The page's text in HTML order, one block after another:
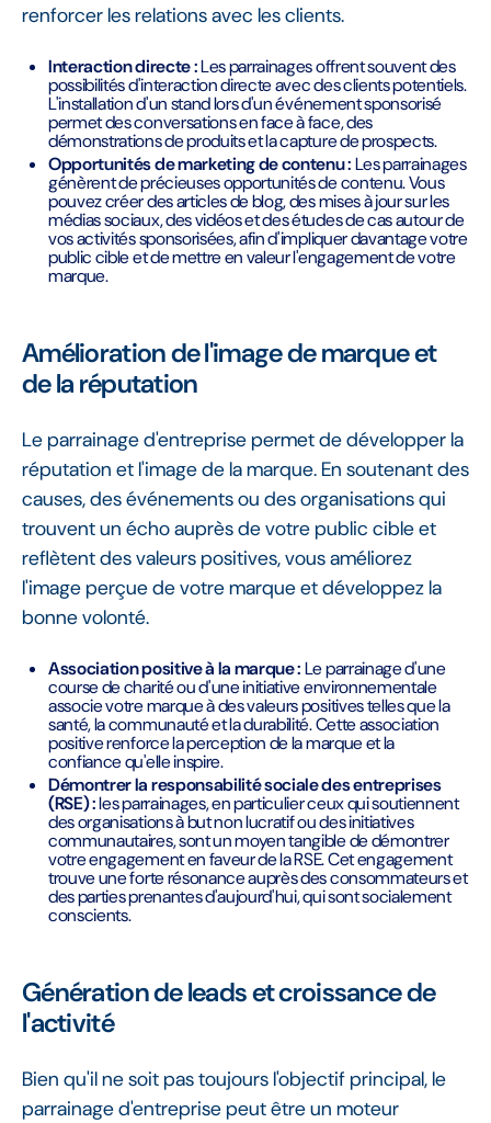
renforcer les relations avec les clients.
Interaction directe :Les parrainages offrent souvent des
possibilités d'interaction directe avec des clients potentiels.
L'installation d'un stand lors d'un événement sponsorisé
permet des conversations en face à face, des
démonstrations de produits et la capture de prospects.
Opportunités de marketing de contenu :Les parrainages
génèrent de précieuses opportunités de contenu. Vous
pouvez créer des articles de blog, des mises à jour sur les
médias sociaux, des vidéos et des études de cas autour de
vos activités sponsorisées, afin d'impliquer davantage votre
public cible et de mettre en valeur l'engagement de votre
marque.
Amélioration de l'image de marque et
de la réputation
Le parrainage d'entreprise permet de développer la
réputation et l'image de la marque. En soutenant des
causes, des événements ou des organisations qui
trouvent un écho auprès de votre public cible et
reflètent des valeurs positives, vous améliorez
l'image perçue de votre marque et développez la
bonne volonté.
Association positive à la marque :Le parrainage d'une
course de charité ou d'une initiative environnementale
associe votre marque à des valeurs positives telles que la
santé, la communauté et la durabilité. Cette association
positive renforce la perception de la marque et la
confiance qu'elle inspire.
Démontrer la responsabilité sociale des entreprises
(RSE) :les parrainages, en particulier ceux qui soutiennent
des organisations à but non lucratif ou des initiatives
communautaires, sont un moyen tangible de démontrer
votre engagement en faveur de la RSE. Cet engagement
trouve une forte résonance auprès des consommateurs et
des parties prenantes d'aujourd'hui, qui sont socialement
conscients.
Génération de leads et croissance de
l'activité
Bien qu'il ne soit pas toujours l'objectif principal, le
parrainage d'entreprise peut être un moteur